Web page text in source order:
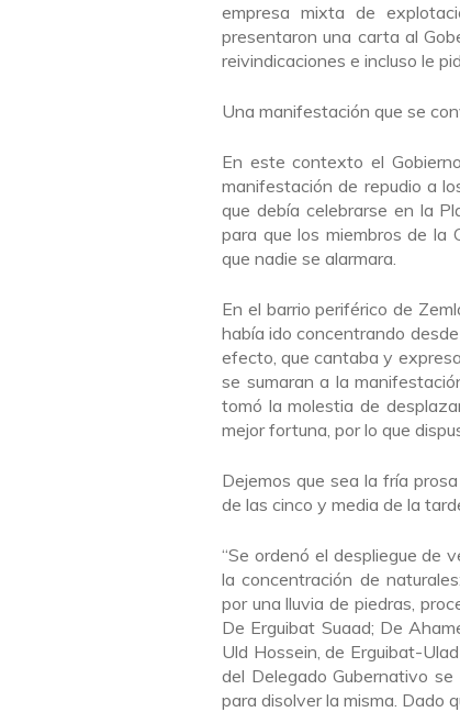
empresa mixta de
presentaron una carta al
reivindicaciones e incluso le
Una manifestación que se
En este contexto el
manifestación de repudio a
que debía celebrarse en la
para que los miembros de la
que nadie se alarmara.
En el barrio periférico de
había ido concentrando
efecto, que cantaba y
se sumaran a la
tomó la molestia de
mejor fortuna, por lo que
Dejemos que sea la fría
de las cinco y media de la
“Se ordenó el despliegue de
la concentración de
por una lluvia de piedras,
De Erguibat Suaad; De
Uld Hossein, de Erguibat-
del Delegado Gubernativo
para disolver la misma. Dado